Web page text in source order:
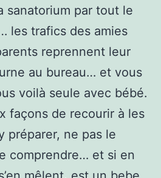
sanatorium par tout le
les trafics des amies
reprennent leur
au bureau… et vous
voilà seule avec bébé.
façons de recourir à les
préparer, ne pas le
comprendre… et si en